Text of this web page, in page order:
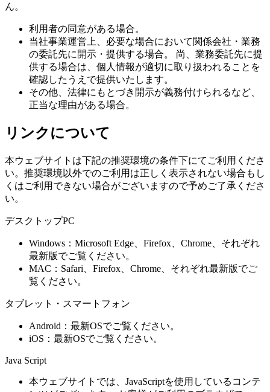
ん。
利用者の同意がある場合。
当社事業運営上、必要な場合において関係会社・業務
の委託先に開示・提供する場合。 尚、業務委託先に提
供する場合は、個人情報が適切に取り扱われることを
確認したうえで提供いたします。
その他、法律にもとづき開示が義務付けられるなど、
正当な理由がある場合。
リンクについて
本ウェブサイトは下記の推奨環境の条件下にてご利用くださ
い。推奨環境以外でのご利用は正しく表示されない場合もし
くはご利用できない場合がございますので予めご了承くださ
い。
デスクトップPC
Windows：Microsoft Edge、Firefox、Chrome、それぞれ
最新版でご覧ください。
MAC：Safari、Firefox、Chrome、それぞれ最新版でご
覧ください。
タブレット・スマートフォン
Android：最新OSでご覧ください。
iOS：最新OSでご覧ください。
Java Script
本ウェブサイトでは、JavaScriptを使用しているコンテ